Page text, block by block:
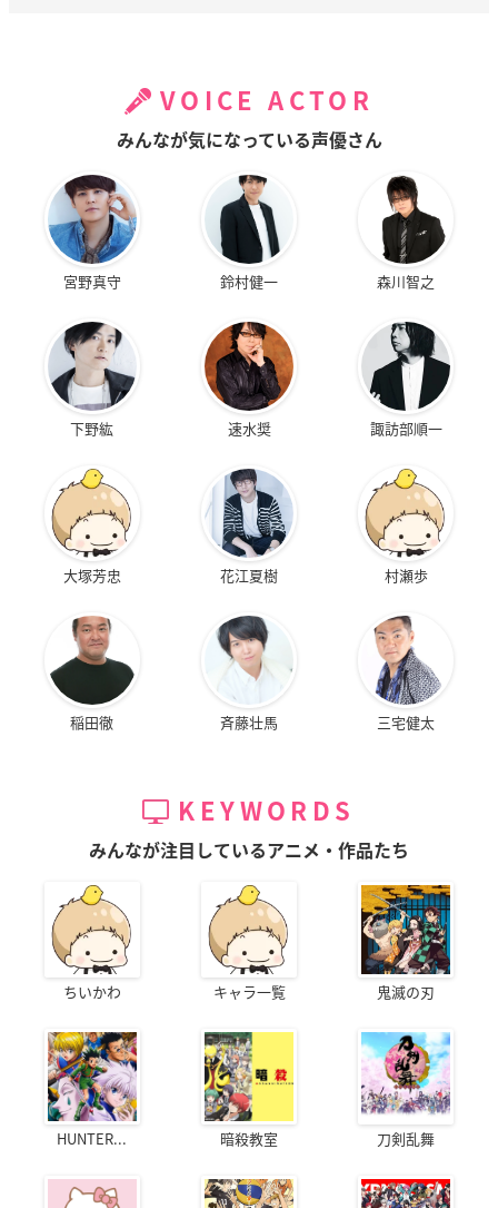
VOICE ACTOR
みんなが気になっている声優さん
宮野真守 鈴村健一 森川智之
下野紘 速水奨 諏訪部順一
大塚芳忠 花江夏樹 村瀬歩
稲田徹 斉藤壮馬 三宅健太
KEYWORDS
みんなが注目しているアニメ・作品たち
ちいかわ キャラ一覧 鬼滅の刃
HUNTER... 暗殺教室 刀剣乱舞